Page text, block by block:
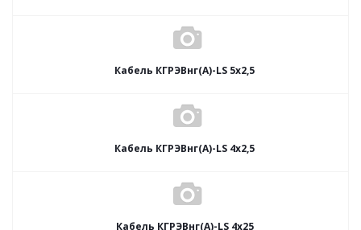
Кабель КГРЭВнг(А)-LS 5х2,5
Кабель КГРЭВнг(А)-LS 4х2,5
Кабель КГРЭВнг(А)-LS 4х25